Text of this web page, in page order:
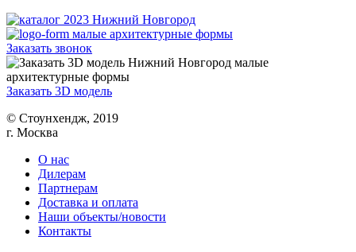
Заказать звонок
Заказать 3D модель
© Cтоунхендж, 2019
г. Москва
О нас
Дилерам
Партнерам
Доставка и оплата
Наши объекты/новости
Контакты